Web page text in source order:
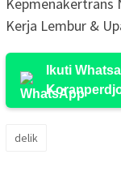
Kerja Lembur &
Ikuti
delik